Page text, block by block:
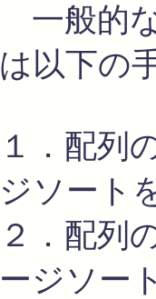
一般的
は以下の
１．配列
ジソート
２．配列
ージソー